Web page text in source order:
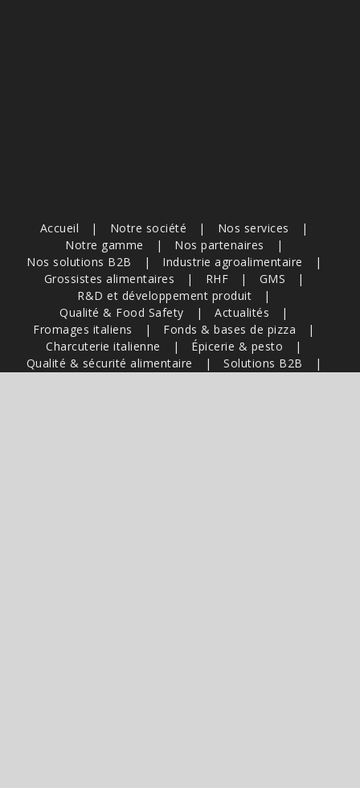
Accueil Notre société
Nos services
Notre gamme
Nos partenaires
Nos solutions B2B
Industrie agroalimentaire
Grossistes alimentaires
RHF
GMS
R&D et développement produit
Qualité & Food Safety
Actualités
Fromages italiens
Fonds & bases de pizza
Charcuterie italienne
Épicerie & pesto
Qualité & sécurité alimentaire
Solutions B2B